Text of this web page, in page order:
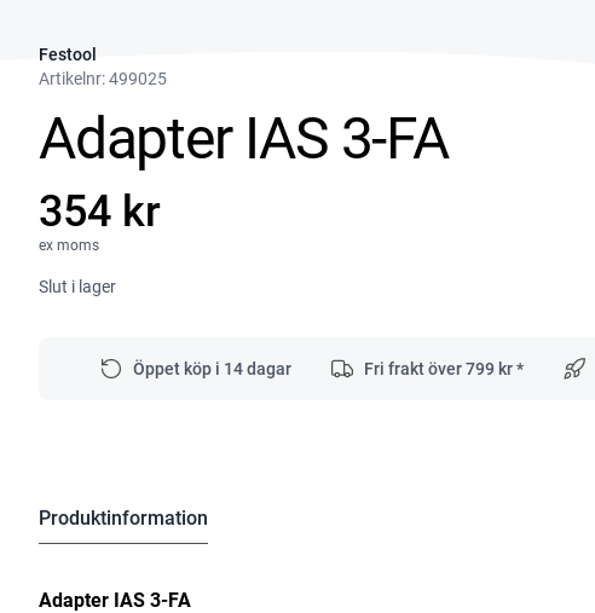
Festool
Artikelnr:499025
Adapter IAS 3-FA
354 kr
ex moms
Slut i lager
Öppet köp i 14 dagar Fri frakt över799 kr *
Produktinformation
Adapter IAS 3-FA